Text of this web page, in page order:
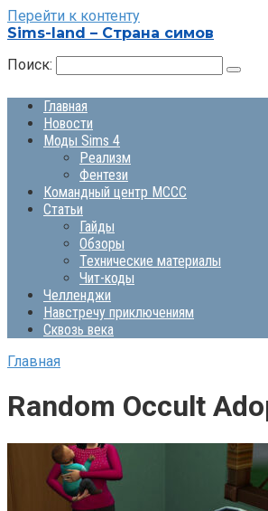
Перейти к контенту
Sims-land – Страна симов
Поиск:
Главная
Новости
Моды Sims 4
Реализм
Фентези
Командный центр MCCC
Статьи
Гайды
Обзоры
Технические материалы
Чит-коды
Челленджи
Навстречу приключениям
Сквозь века
Главная
Random Occult